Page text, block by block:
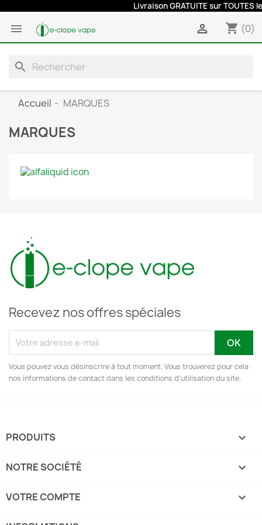
Livraison GRATUITE sur
 shopping_cart (0)

search
Accueil MARQUES
MARQUES
Recevez nos offres spéciales
Vous pouvez vous désinscrire à tout moment. Vous trouverez pour cela
nos informations de contact dans les conditions d'utilisation du site.
PRODUITS 
NOTRE SOCIÉTÉ 
VOTRE COMPTE 